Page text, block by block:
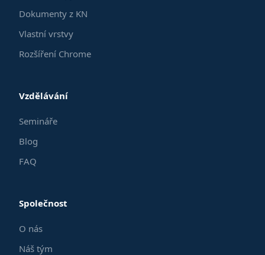
Dokumenty z KN
Vlastní vrstvy
Rozšíření Chrome
Vzdělávání
Semináře
Blog
FAQ
Společnost
O nás
Náš tým